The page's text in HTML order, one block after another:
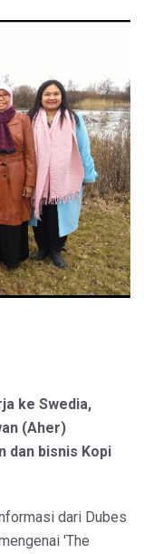
ke Swedia,
(Aher)
dan bisnis Kopi
dari Dubes
'The